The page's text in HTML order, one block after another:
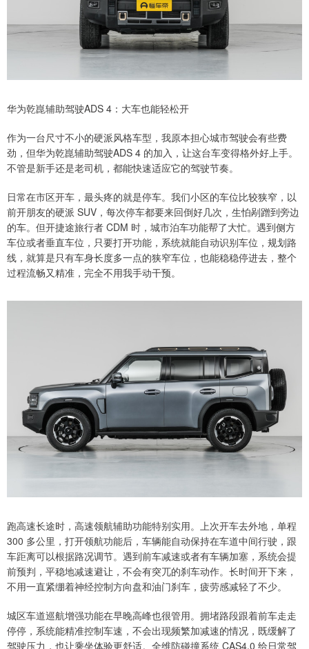
华为乾崑辅助驾驶ADS 4：大车也能轻松开
作为一台尺寸不小的硬派风格车型，我原本担心城市驾驶会有些费
劲，但华为乾崑辅助驾驶ADS 4 的加入，让这台车变得格外好上手。
不管是新手还是老司机，都能快速适应它的驾驶节奏。
日常在市区开车，最头疼的就是停车。我们小区的车位比较狭窄，以
前开朋友的硬派 SUV，每次停车都要来回倒好几次，生怕剐蹭到旁边
的车。但开捷途旅行者 CDM 时，城市泊车功能帮了大忙。遇到侧方
车位或者垂直车位，只要打开功能，系统就能自动识别车位，规划路
线，就算是只有车身长度多一点的狭窄车位，也能稳稳停进去，整个
过程流畅又精准，完全不用我手动干预。
跑高速长途时，高速领航辅助功能特别实用。上次开车去外地，单程
300 多公里，打开领航功能后，车辆能自动保持在车道中间行驶，跟
车距离可以根据路况调节。遇到前车减速或者有车辆加塞，系统会提
前预判，平稳地减速避让，不会有突兀的刹车动作。长时间开下来，
不用一直紧绷着神经控制方向盘和油门刹车，疲劳感减轻了不少。
城区车道巡航增强功能在早晚高峰也很管用。拥堵路段跟着前车走走
停停，系统能精准控制车速，不会出现频繁加减速的情况，既缓解了
驾驶压力，也让乘坐体验更舒适。全维防碰撞系统 CAS4.0 给日常驾